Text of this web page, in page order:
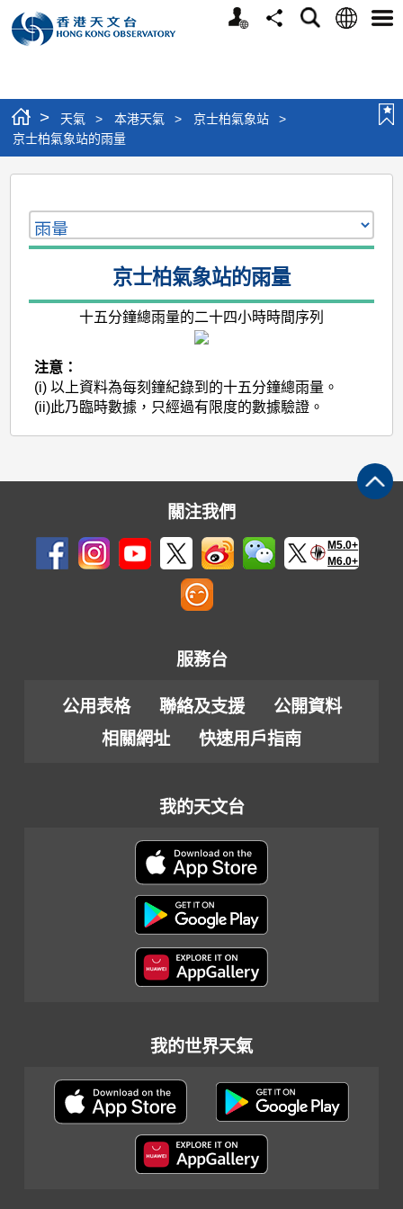
個
分
搜
語
選
> 天氣 > 本港天氣 > 京士柏氣象站
>
京士柏氣象站的雨量
京
士
柏
象
的
雨
量
京士柏氣象站的雨量
十五分鐘總雨量的二十四小時時間序列
注意：
(i) 以上資料為每刻鐘紀錄到的十五分鐘總雨量。
(ii)此乃臨時數據，只經過有限度的數據驗證。
關注我們
M5.0+
M6.0+
服務台
公用表格 聯絡及支援
公開資料
相關網址
快速用戶指南
我的天文台
我的世界天氣